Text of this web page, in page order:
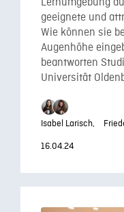
Lernumgebung
geeignete und
Wie können sie
Augenhöhe
beantworten
Universität
Isabel Larisch,
16.04.24